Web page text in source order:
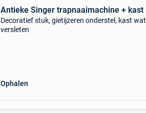
Antieke Singer trapnaaimachine + kast
Decoratief stuk, gietijzeren onderstel, kast wat
versleten
Ophalen